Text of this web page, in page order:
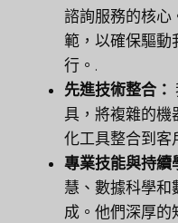
諮詢服務的核心
範，以確保驅動
行。.
先進技術整合：
具，將複雜的機
化工具整合到客
專業技能與持續
慧、數據科學和
成。他們深厚的